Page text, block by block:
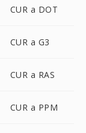
CUR a DOT
CUR a G3
CUR a RAS
CUR a PPM